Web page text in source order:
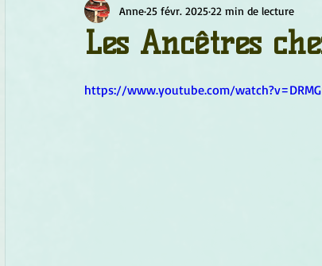
Chamanisme Champignons Conscience
Les Ancêtres
Anne25 févr. 202522 min de lecture
https://www.youtube.com/